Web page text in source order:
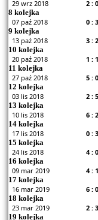
29 wrz 2018
2 : 0
8 kolejka
07 paź 2018
0 : 3
9 kolejka
13 paź 2018
3 : 2
10 kolejka
20 paź 2018
1 : 1
11 kolejka
27 paź 2018
5 : 0
12 kolejka
03 lis 2018
2 : 5
13 kolejka
10 lis 2018
6 : 2
14 kolejka
17 lis 2018
0 : 3
15 kolejka
24 lis 2018
4 : 0
16 kolejka
09 mar 2019
4 : 1
17 kolejka
16 mar 2019
6 : 0
18 kolejka
23 mar 2019
2 : 3
19 kolejka